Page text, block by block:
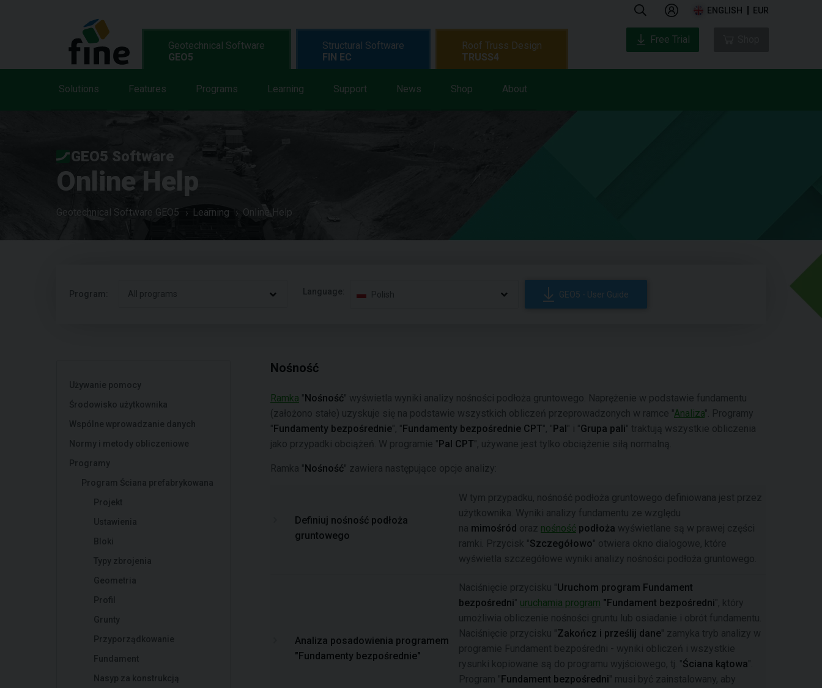
ENGLISH EUR
Geotechnical Software
GEO5
Solutions Features Programs Learning Support News Shop About
Structural Software
FIN EC
Roof Truss Design
TRUSS4
Free Trial
GEO5 Software
Online Help
Geotechnical Software GEO5 Learning Online Help
Program: All programs Language: Polish GEO5 - User Guide
Używanie pomocy
Środowisko użytkownika
Wspólne wprowadzanie danych
Normy i metody obliczeniowe
Programy
Program Ściana prefabrykowana
Projekt
Ustawienia
Bloki
Typy zbrojenia
Geometria
Profil
Grunty
Przyporządkowanie
Fundament
Nasyp za konstrukcją
Nośność
Ramka "Nośność" wyświetla wyniki analizy nośności podłoża gruntowego. Naprężenie w podstawie fundamentu
(założono stałe) uzyskuje się na podstawie wszystkich obliczeń przeprowadzonych w ramce "Analiza". Programy
"Fundamenty bezpośrednie", "Fundamenty bezpośrednie CPT", "Pal" i "Grupa pali" traktują wszystkie obliczenia
jako przypadki obciążeń. W programie "Pal CPT", używane jest tylko obciążenie siłą normalną.
Ramka "Nośność" zawiera następujące opcje analizy:
Definiuj nośność podłoża
gruntowego
W tym przypadku, nośność podłoża gruntowego definiowana jest przez
użytkownika. Wyniki analizy fundamentu ze względu
na mimośród oraz nośność podłoża wyświetlane są w prawej części
ramki. Przycisk "Szczegółowo" otwiera okno dialogowe, które
wyświetla szczegółowe wyniki analizy nośności podłoża gruntowego.
Analiza posadowienia programem
"Fundamenty bezpośrednie"
Naciśnięcie przycisku "Uruchom program Fundament
bezpośredni" uruchamia program "Fundament bezpośredni", który
umożliwia obliczenie nośności gruntu lub osiadanie i obrót fundamentu.
Naciśnięcie przycisku "Zakończ i prześlij dane" zamyka tryb analizy w
programie Fundament bezpośredni - wyniki obliczeń i wszystkie
rysunki kopiowane są do programu wyjściowego, tj. "Ściana kątowa".
Program "Fundament bezpośredni" musi być zainstalowany, aby